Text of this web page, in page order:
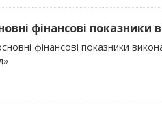
фінансові
фінансові показники